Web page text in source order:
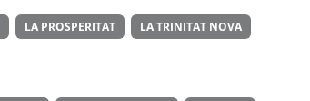
LA PROSPERITAT
LA TRINITAT NOVA